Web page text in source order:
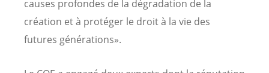
causes profondes de la dégradation de la
création et à protéger le droit à la vie des
futures générations».